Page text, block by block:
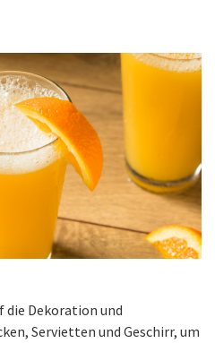
die Dekoration und
Servietten und Geschirr, um